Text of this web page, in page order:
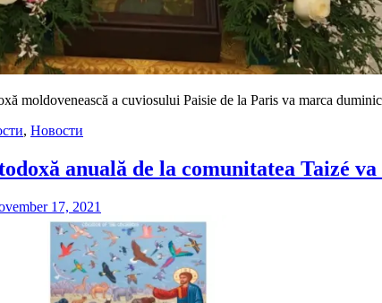
moldovenească a cuviosului Paisie de la Paris va marca
, Новости
anuală de la comunitatea Taizé
17, 2021
admin